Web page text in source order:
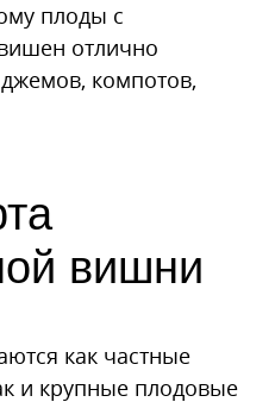
плоды с
отлично
компотов,
вишни
как частные
и крупные плодовые